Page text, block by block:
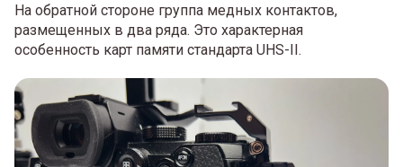
На обратной стороне группа медных контактов,
размещенных в два ряда. Это характерная
особенность карт памяти стандарта UHS-II.